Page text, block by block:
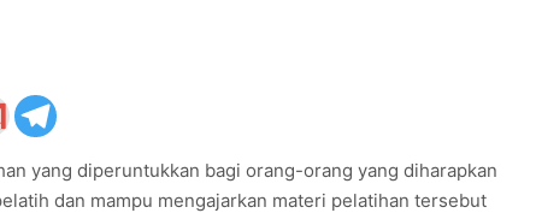
yang diperuntukkan bagi orang-orang yang diharapkan
dan mampu mengajarkan materi pelatihan tersebut